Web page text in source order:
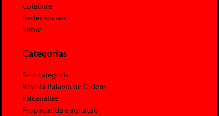
Colabore
Redes Sociais
Sobre
Categorias
Sem categoria
Revista Palavra de Ordem
Psicanálise
Propaganda e agitação